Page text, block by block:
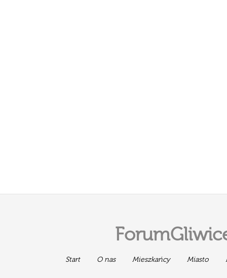
Start O nas Mieszkańcy Miasto